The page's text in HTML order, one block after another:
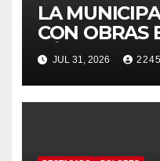
LA
CON OBRAS
HÍDRICO DE
JUL 31, 2026